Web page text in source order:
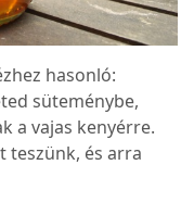
hasonló:
süteménybe,
a vajas kenyérre.
teszünk, és arra